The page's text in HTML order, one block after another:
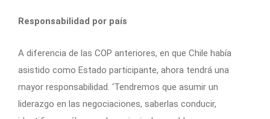
Responsabilidad por país
A diferencia de las COP anteriores, en que Chile había
asistido como Estado participante, ahora tendrá una
mayor responsabilidad. ‘Tendremos que asumir un
liderazgo en las negociaciones, saberlas conducir,